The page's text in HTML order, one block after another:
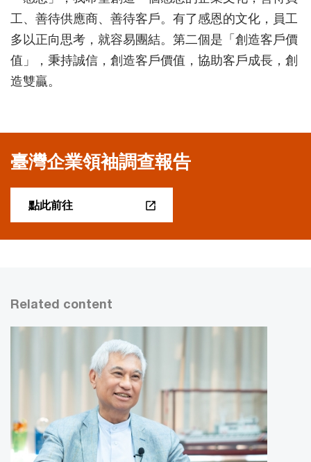
工、善待供應商、善待客戶。有了感恩的文化，員工
多以正向思考，就容易團結。第二個是「創造客戶價
值」，秉持誠信，創造客戶價值，協助客戶成長，創
造雙贏。
臺灣企業領袖調查報告
點此前往
Related content